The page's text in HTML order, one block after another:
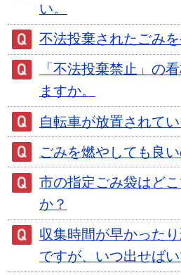
い。
不法投棄されたごみを
「不法投棄禁止」の
ますか。
自転車が放置されてい
ごみを燃やしても良
市の指定ごみ袋はど
か？
収集時間が早かった
ですが、いつ出せば